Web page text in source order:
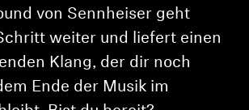
von Sennheiser geht
weiter und liefert einen
Klang, der dir noch
Ende der Musik im